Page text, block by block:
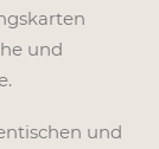
und
und